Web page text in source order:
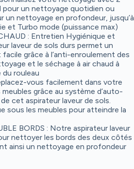
pour un nettoyage quotidien ou
un nettoyage en profondeur, jusqu’à
et Turbo mode (puissance max)
: Entretien Hygiénique et
laveur de sols durs permet un
grâce à l’anti-enroulement des
et le séchage à air chaud à
rouleau
vous facilement dans votre
grâce au système d’auto-
cet aspirateur laveur de sols.
sous les meubles pour atteindre la
BORDS : Notre aspirateur laveur
nettoyer les bords des deux côtés
ainsi un nettoyage en profondeur